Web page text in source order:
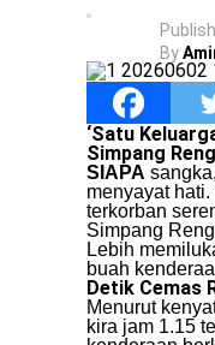
By
‘Satu
Simpang
SIAPA
menyayat
terkorban
Simpang
​Lebih
buah
Detik Cemas
​Menurut
kira jam 1.15